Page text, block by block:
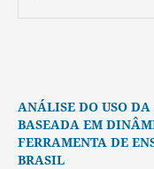
ANÁLISE DO USO
BASEADA EM
FERRAMENTA DE
BRASIL